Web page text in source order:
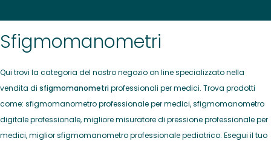
Sfigmomanometri
Qui trovi la categoria del nostro negozio on line specializzato nella
vendita di sfigmomanometriprofessionali per medici. Trova prodotti
come: sfigmomanometro professionale per medici, sfigmomanometro
digitale professionale, migliore misuratore di pressione professionale per
medici, miglior sfigmomanometro professionale pediatrico. Esegui il tuo